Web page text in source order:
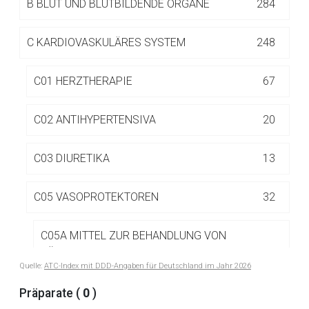
B BLUT UND BLUTBILDENDE ORGANE 284
C KARDIOVASKULÄRES SYSTEM 248
C01 HERZTHERAPIE 67
C02 ANTIHYPERTENSIVA 20
C03 DIURETIKA 13
C05 VASOPROTEKTOREN 32
C05A MITTEL ZUR BEHANDLUNG VON
TOPISCHEN ANWENDUNG
Quelle: ATC-Index mit DDD-Angaben für Deutschland im Jahr 2026
Präparate ( 0 )
Zurück zur rote-liste.de Zur Seite